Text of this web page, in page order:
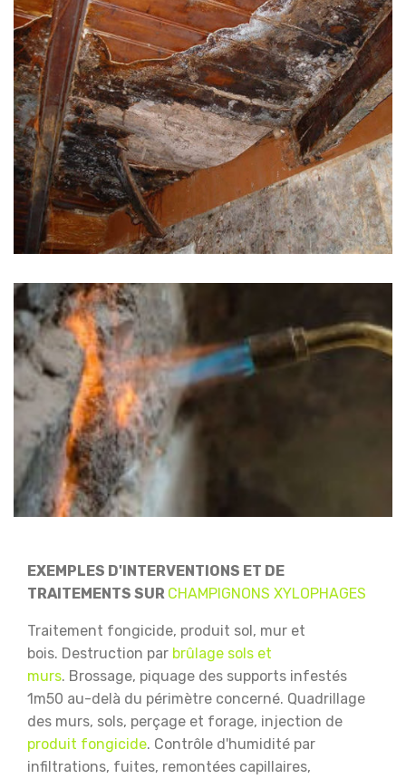
EXEMPLES D'INTERVENTIONS ET DE
TRAITEMENTS SUR CHAMPIGNONS XYLOPHAGES
Traitement fongicide, produit sol, mur et
bois. Destruction par brûlage sols et
murs. Brossage, piquage des supports infestés
1m50 au-delà du périmètre concerné. Quadrillage
des murs, sols, perçage et forage, injection de
produit fongicide. Contrôle d'humidité par
infiltrations, fuites, remontées capillaires,